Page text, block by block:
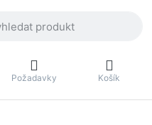
Požadavky Košík